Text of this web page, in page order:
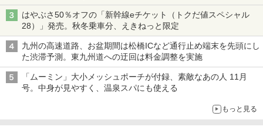
はやぶさ50％オフの「新幹線eチケット（トクだ値スペシャル
28）」発売。秋冬乗車分、えきねっと限定
九州の高速道路、お盆期間は松橋ICなど通行止め端末を先頭にし
た渋滞予測。東九州道への迂回は料金調整を実施
「ムーミン」大小メッシュポーチが付録、素敵なあの人 11月
号。中身が見やすく、温泉スパにも使える
もっと見る